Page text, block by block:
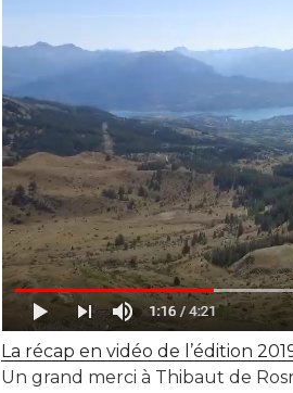
La récap en vidéo de l’édition
Un grand merci à Thibaut de